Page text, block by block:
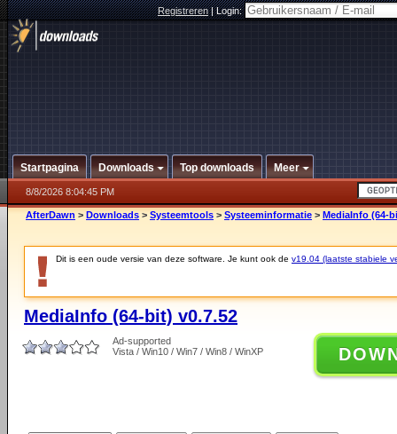
Registreren|Login:
Startpagina Downloads Top downloads Meer
8/8/2026 8:04:45 PM
AfterDawn > Downloads > Systeemtools > Systeeminformatie > MediaInfo (64-
Dit is een oude versie van deze software. Je kunt ook de v19.04 (laatste stabiele
MediaInfo (64-bit) v0.7.52
Ad-supported
Vista / Win10 / Win7 / Win8 / WinXP